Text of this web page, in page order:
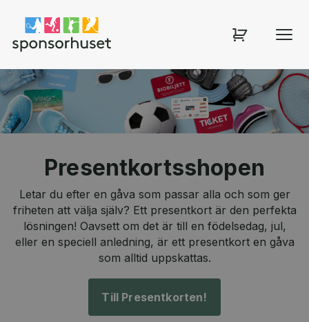
Sponsorhuset shop
Presentkortsshopen
Letar du efter en gåva som passar alla och som ger
friheten att välja själv? Ett presentkort är den perfekta
lösningen! Oavsett om det är till en födelsedag, jul,
eller en speciell anledning, är ett presentkort en gåva
som alltid uppskattas.
Till Presentkorten!